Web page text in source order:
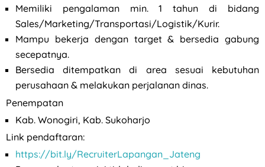
Memiliki pengalaman min. 1 tahun di bidang
Sales/Marketing/Transportasi/Logistik/Kurir.
Mampu bekerja dengan target & bersedia gabung
secepatnya.
Bersedia ditempatkan di area sesuai kebutuhan
perusahaan & melakukan perjalanan dinas.
Penempatan
Kab. Wonogiri, Kab. Sukoharjo
Link pendaftaran:
https://bit.ly/RecruiterLapangan_Jateng